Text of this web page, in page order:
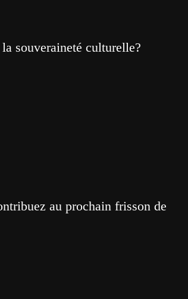
souveraineté culturelle?
au prochain frisson de